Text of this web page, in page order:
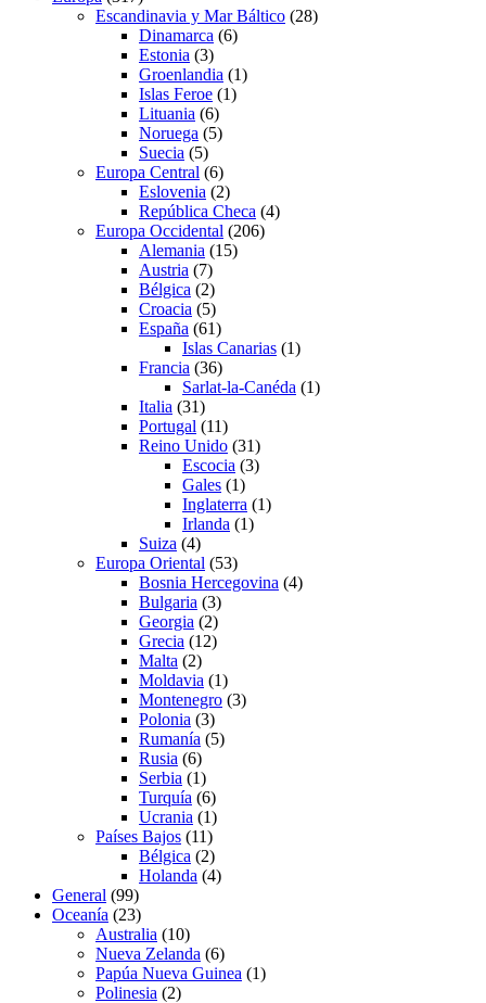
Escandinavia y Mar Báltico (28)
Dinamarca (6)
Estonia (3)
Groenlandia (1)
Islas Feroe (1)
Lituania (6)
Noruega (5)
Suecia (5)
Europa Central (6)
Eslovenia (2)
República Checa (4)
Europa Occidental (206)
Alemania (15)
Austria (7)
Bélgica (2)
Croacia (5)
España (61)
Islas Canarias (1)
Francia (36)
Sarlat-la-Canéda (1)
Italia (31)
Portugal (11)
Reino Unido (31)
Escocia (3)
Gales (1)
Inglaterra (1)
Irlanda (1)
Suiza (4)
Europa Oriental (53)
Bosnia Hercegovina (4)
Bulgaria (3)
Georgia (2)
Grecia (12)
Malta (2)
Moldavia (1)
Montenegro (3)
Polonia (3)
Rumanía (5)
Rusia (6)
Serbia (1)
Turquía (6)
Ucrania (1)
Países Bajos (11)
Bélgica (2)
Holanda (4)
General (99)
Oceanía (23)
Australia (10)
Nueva Zelanda (6)
Papúa Nueva Guinea (1)
Polinesia (2)